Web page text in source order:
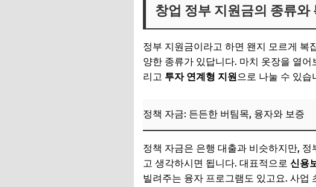
정책 자금: 든든한 버팀목, 융
투자 연계형 지원: 성장의 날개
지역별 특화 지원금: 우리 동네
추가할인 코드 WRVE6
대표적인 창업 정부 지원 프로
1. 예비창업패키지: 아이디어
창업 정부 지원금의 종류와
정부 지원금이라고 하면 왠지 모르게 복
양한 종류가 있답니다. 마치 옷장을 열
리고 투자 연계형 지원으로 나눌 수 있습
정책 자금: 든든한 버팀목, 융자와 보증
정책 자금은 은행 대출과 비슷하지만,
고 생각하시면 됩니다. 대표적으로 신용
빌려주는 융자 프로그램도 있고요. 사업